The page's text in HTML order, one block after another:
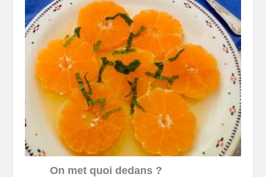
On met quoi dedans ?